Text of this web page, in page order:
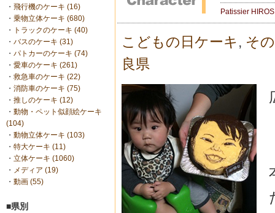
・ 飛行機のケーキ (16)
・ 乗物立体ケーキ (680)
・
トラックのケーキ (40)
・ バスのケーキ (31)
・ パトカーのケーキ (74)
・ 愛車のケーキ (261)
・ 救急車のケーキ (22)
・ 消防車のケーキ (75)
・ 推しのケーキ (12)
・ 動物・ペット似顔絵ケーキ
(104)
・ 動物立体ケーキ (103)
・ 特大ケーキ (11)
・ 立体ケーキ (1060)
・ メディア (19)
・ 動画 (55)
■県別
Patissier
こどもの日ケーキ , そ
良県